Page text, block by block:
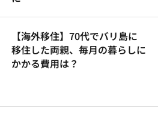
【海外移住】70代でバリ島に
移住した両親、毎月の暮らしに
かかる費用は？